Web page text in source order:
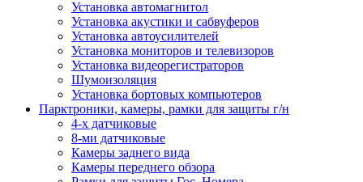
Установка автомагнитол
Установка акустики и сабвуферов
Установка автоусилителей
Установка мониторов и телевизоров
Установка видеорегистраторов
Шумоизоляция
Установка бортовых компьютеров
Парктроники, камеры, рамки для защиты г/н
4-х датчиковые
8-ми датчиковые
Камеры заднего вида
Камеры переднего обзора